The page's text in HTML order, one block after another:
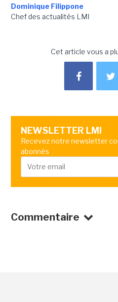
Dominique Filippone
Chef des actualités LMI
Cet article vous a
NEWSLETTER LMI
Recevez notre newsletter
abonnés
Commentaire